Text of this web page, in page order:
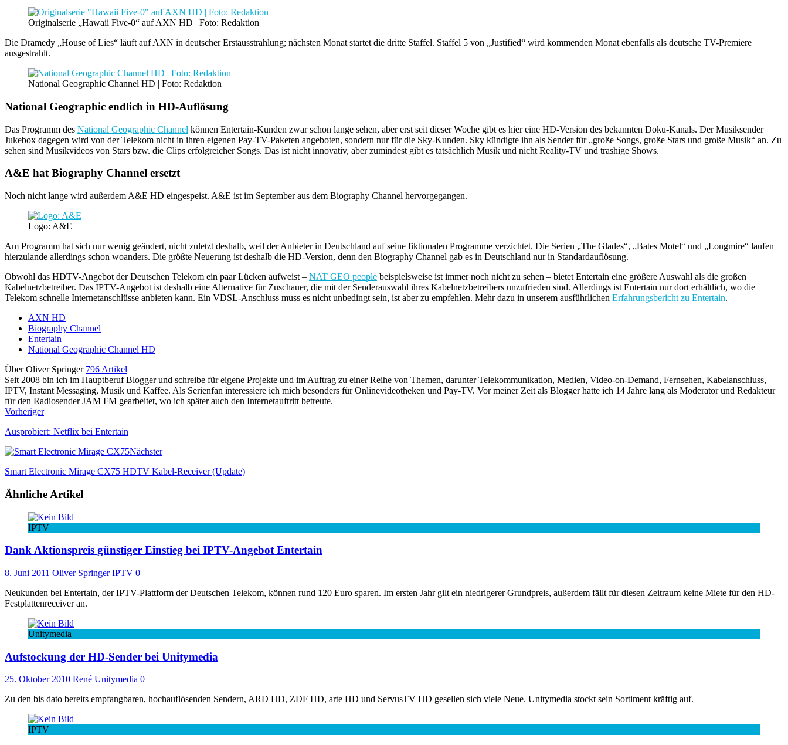
Originalserie „Hawaii Five-0“ auf AXN HD | Foto: Redaktion
Die Dramedy „House of Lies“ läuft auf AXN in deutscher Erstausstrahlung; nächsten Monat startet die dritte Staffel. Staffel 5 von „Justified“ wird kommenden Monat ebenfalls als deutsche TV-Premiere
ausgestrahlt.
National Geographic Channel HD | Foto: Redaktion
National Geographic endlich in HD-Auflösung
Das Programm des National Geographic Channel können Entertain-Kunden zwar schon lange sehen, aber erst seit dieser Woche gibt es hier eine HD-Version des bekannten Doku-Kanals. Der Musiksender
Jukebox dagegen wird von der Telekom nicht in ihren eigenen Pay-TV-Paketen angeboten, sondern nur für die Sky-Kunden. Sky kündigte ihn als Sender für „große Songs, große Stars und große Musik“ an. Zu
sehen sind Musikvideos von Stars bzw. die Clips erfolgreicher Songs. Das ist nicht innovativ, aber zumindest gibt es tatsächlich Musik und nicht Reality-TV und trashige Shows.
A&E hat Biography Channel ersetzt
Noch nicht lange wird außerdem A&E HD eingespeist. A&E ist im September aus dem Biography Channel hervorgegangen.
Logo: A&E
Am Programm hat sich nur wenig geändert, nicht zuletzt deshalb, weil der Anbieter in Deutschland auf seine fiktionalen Programme verzichtet. Die Serien „The Glades“, „Bates Motel“ und „Longmire“ laufen
hierzulande allerdings schon woanders. Die größte Neuerung ist deshalb die HD-Version, denn den Biography Channel gab es in Deutschland nur in Standardauflösung.
Obwohl das HDTV-Angebot der Deutschen Telekom ein paar Lücken aufweist – NAT GEO people beispielsweise ist immer noch nicht zu sehen – bietet Entertain eine größere Auswahl als die großen
Kabelnetzbetreiber. Das IPTV-Angebot ist deshalb eine Alternative für Zuschauer, die mit der Senderauswahl ihres Kabelnetzbetreibers unzufrieden sind. Allerdings ist Entertain nur dort erhältlich, wo die
Telekom schnelle Internetanschlüsse anbieten kann. Ein VDSL-Anschluss muss es nicht unbedingt sein, ist aber zu empfehlen. Mehr dazu in unserem ausführlichen Erfahrungsbericht zu Entertain.
AXN HD
Biography Channel
Entertain
National Geographic Channel HD
Über Oliver Springer 796 Artikel
Seit 2008 bin ich im Hauptberuf Blogger und schreibe für eigene Projekte und im Auftrag zu einer Reihe von Themen, darunter Telekommunikation, Medien, Video-on-Demand, Fernsehen, Kabelanschluss,
IPTV, Instant Messaging, Musik und Kaffee. Als Serienfan interessiere ich mich besonders für Onlinevideotheken und Pay-TV. Vor meiner Zeit als Blogger hatte ich 14 Jahre lang als Moderator und Redakteur
für den Radiosender JAM FM gearbeitet, wo ich später auch den Internetauftritt betreute.
Vorheriger
Ausprobiert: Netflix bei Entertain
Nächster
Smart Electronic Mirage CX75 HDTV Kabel-Receiver (Update)
Ähnliche Artikel
IPTV
Dank Aktionspreis günstiger Einstieg bei IPTV-Angebot Entertain
8. Juni 2011 Oliver Springer IPTV 0
Neukunden bei Entertain, der IPTV-Plattform der Deutschen Telekom, können rund 120 Euro sparen. Im ersten Jahr gilt ein niedrigerer Grundpreis, außerdem fällt für diesen Zeitraum keine Miete für den HD-
Festplattenreceiver an.
Unitymedia
Aufstockung der HD-Sender bei Unitymedia
25. Oktober 2010 René Unitymedia 0
Zu den bis dato bereits empfangbaren, hochauflösenden Sendern, ARD HD, ZDF HD, arte HD und ServusTV HD gesellen sich viele Neue. Unitymedia stockt sein Sortiment kräftig auf.
IPTV